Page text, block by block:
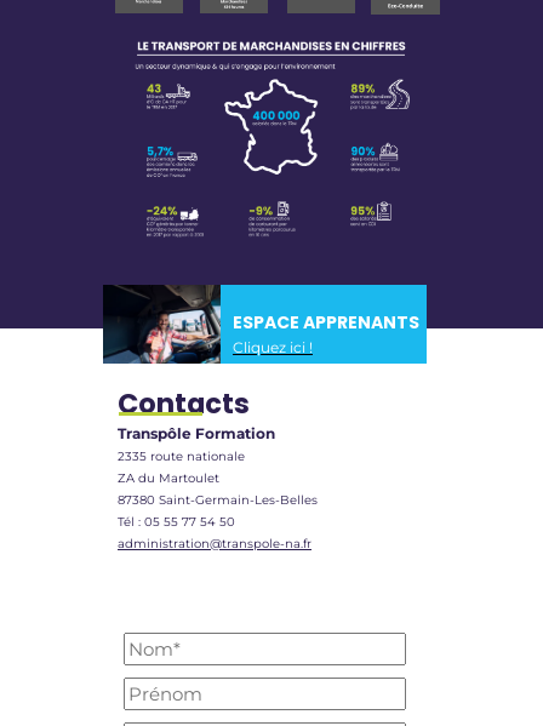
Revenir en haut
ESPACE APPRENANTS
Cliquez ici !
Contacts
Transpôle Formation
2335 route nationale
ZA du Martoulet
87380 Saint-Germain-Les-Belles
Tél : 05 55 77 54 50
administration@transpole-na.fr